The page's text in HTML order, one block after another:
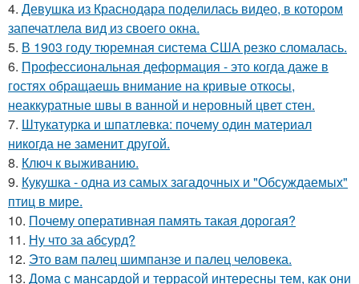
4. Девушка из Краснодара поделилась видео, в котором
запечатлела вид из своего окна.
5. В 1903 году тюремная система США резко сломалась.
6. Профессиональная деформация - это когда даже в
гостях обращаешь внимание на кривые откосы,
неаккуратные швы в ванной и неровный цвет стен.
7. Штукатурка и шпатлевка: почему один материал
никогда не заменит другой.
8. Ключ к выживанию.
9. Кукушка - одна из самых загадочных и "Обсуждаемых"
птиц в мире.
10. Почему оперативная память такая дорогая?
11. Ну что за абсурд?
12. Это вам палец шимпанзе и палец человека.
13. Дома с мансардой и террасой интересны тем, как они